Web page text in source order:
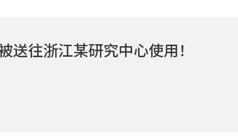
送往浙江某研究中心使用！